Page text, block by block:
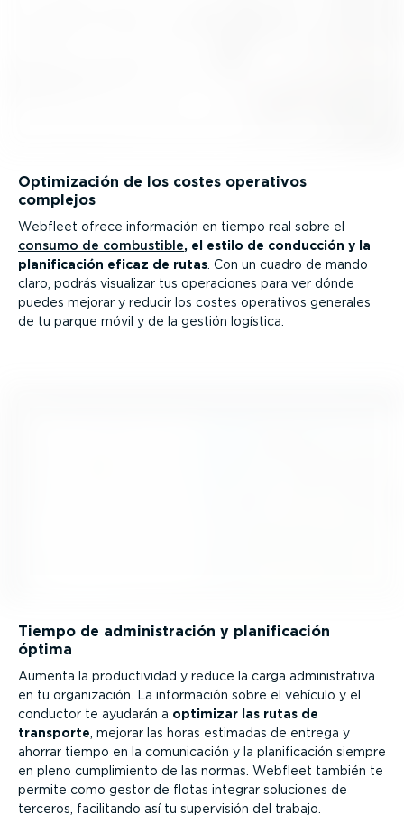
Optimi­zación de los costes operativos
complejos
Webfleet ofrece información en tiempo real sobre el
consumo de combustible, el estilo de conducción y la
plani­fi­cación eficaz de rutas . Con un cuadro de mando
claro, podrás visualizar tus operaciones para ver dónde
puedes mejorar y reducir los costes operativos generales
de tu parque móvil y de la gestión logística.
Tiempo de adminis­tración y plani­fi­cación
óptima
Aumenta la produc­ti­vidad y reduce la carga adminis­trativa
en tu organi­zación. La información sobre el vehículo y el
conductor te ayudarán a optimizar las rutas de
transporte , mejorar las horas estimadas de entrega y
ahorrar tiempo en la comuni­cación y la plani­fi­cación siempre
en pleno cumpli­miento de las normas. Webfleet también te
permite como gestor de flotas integrar soluciones de
terceros, facilitando así tu supervisión del trabajo.